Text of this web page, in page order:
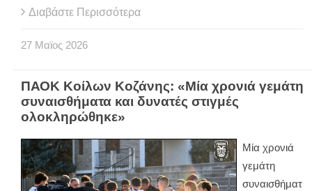
Διαβάστε Περισσότερα
27 Μαϊος 2026
ΠΑΟΚ Κοίλων Κοζάνης: «Μία χρονιά γεμάτη
συναισθήματα και δυνατές στιγμές
ολοκληρώθηκε»
Μία χρονιά
γεμάτη
συναισθήματ